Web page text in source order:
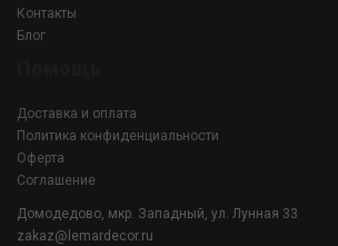
Контакты
Блог
Доставка и оплата
Политика конфиденциальности
Оферта
Соглашение
Домодедово, мкр. Западный, ул. Лунная 33
zakaz@lemardecor.ru